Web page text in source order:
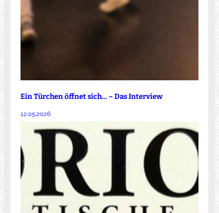
Ein Türchen öffnet sich… – Das Interview
12.05.2026